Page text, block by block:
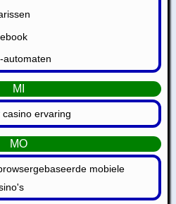
automaten
MI
casino ervaring
MO
mobiele